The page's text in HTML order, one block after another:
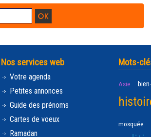
Nos services web
Votre agenda
Petites annonces
Guide des prénoms
Cartes de voeux
Ramadan
Mots-
Asie
mosquée